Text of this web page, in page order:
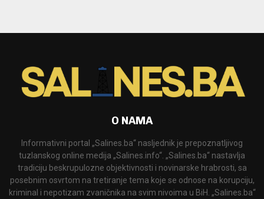
O NAMA
Informativni portal „Salines.ba“ nasljednik je prepoznatljivog
tuzlanskog online medija „Salines.info“. „Salines.ba“ nastavlja
tradiciju beskrupulozne objektivnosti i novinarske hrabrosti, sa
posebnim osvrtom na tretiranje tema koje se odnose na korupciju,
kriminal i nepotizam zvaničnika na svim nivoima u BiH. „Salines.ba“